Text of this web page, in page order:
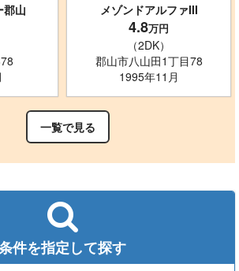
郡山 メゾンドアルファIII
4.8万円
（2DK）
郡山市八山田1丁目78
1995年11月
一覧で見る
件を指定して探す